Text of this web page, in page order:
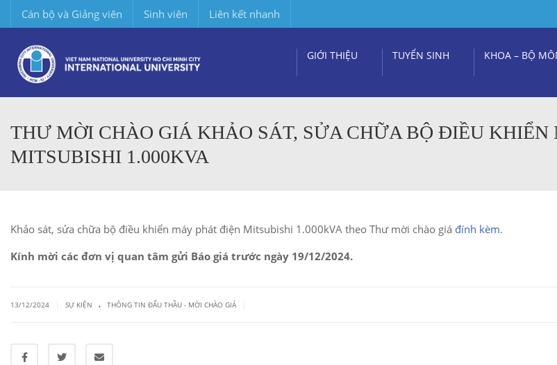
Cán bộ và Giảng viên Sinh viên Liên kết nhanh
GIỚI THIỆU TUYỂN SINH KHOA – BỘ
THƯ MỜI CHÀO GIÁ KHẢO SÁT, SỬA CHỮA BỘ ĐIỀU
MITSUBISHI 1.000KVA
Khảo sát, sửa chữa bộ điều khiển máy phát điện Mitsubishi 1.000kVA theo Thư mời chào giá đính kèm.
Kính mời các đơn vị quan tâm gửi Báo giá trước ngày 19/12/2024.
13/12/2024 SỰ KIỆN . THÔNG TIN ĐẤU THẦU - MỜI CHÀO GIÁ